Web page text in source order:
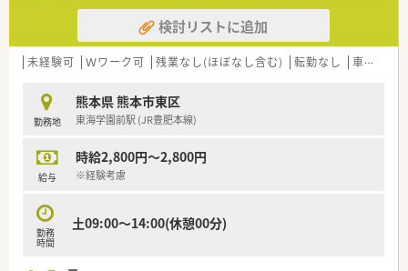
検討リストに追加
未経験可 Ｗワーク可 残業なし(ほぼなし含む) 転勤なし 車通勤可
勤務地
熊本県 熊本市東区
東海学園前駅 (JR豊肥本線)
給与
時給2,800円～2,800円
※経験考慮
勤務
時間
土09:00～14:00(休憩00分)